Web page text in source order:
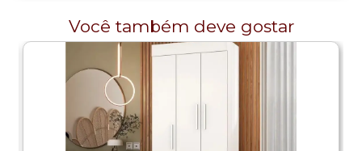
Você também deve gostar